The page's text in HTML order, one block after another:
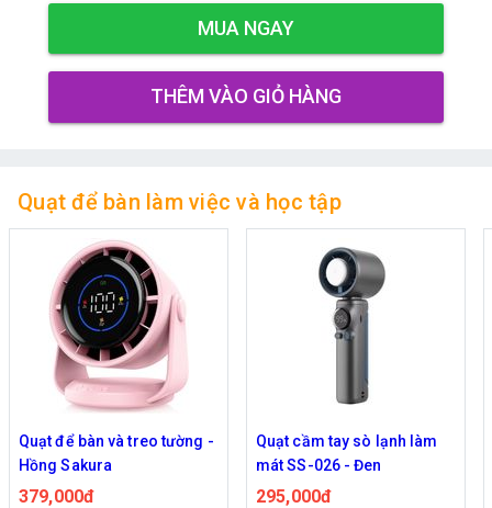
MUA NGAY
THÊM VÀO GIỎ HÀNG
Quạt để bàn làm việc và học tập
Quạt để bàn và treo tường -
Hồng Sakura
379,000đ
Quạt cầm tay sò lạnh làm
mát SS-026 - Đen
295,000đ